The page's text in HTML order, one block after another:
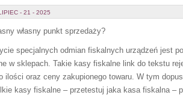
- 21 - 2025
własny punkt sprzedaży?
specjalnych odmian fiskalnych urządzeń jest
w sklepach. Takie kasy fiskalne link do tekstu
ilości oraz ceny zakupionego towaru. W tym
kasy fiskalne – przetestuj jaka kasa fiskalna –